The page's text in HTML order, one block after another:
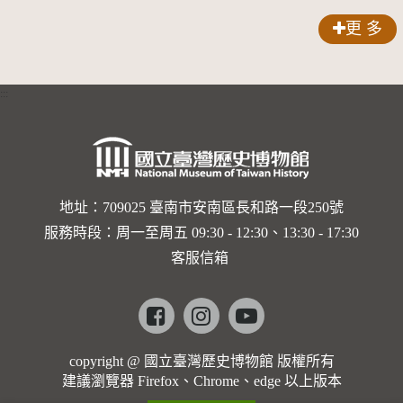
的依戀—
勒大地之
歌]【對
世界與生
命的依戀
馬勒大地
之歌】
更 多
地址：709025 臺南市安南區長和路一段250號
服務時段：周一至周五 09:30 - 12:30、13:30 - 17:30
客服信箱
Facebookinstagramyoutube
copyright @ 國立臺灣歷史博物館 版權所有
建議瀏覽器 Firefox、Chrome、edge 以上版本